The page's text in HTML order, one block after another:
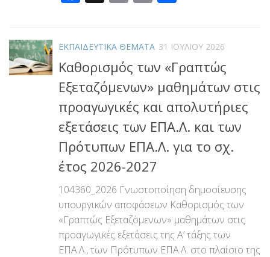
ΕΚΠΑΙΔΕΥΤΙΚΑ ΘΕΜΑΤΑ 31 ΙΟΥΛΊΟΥ 2026
Καθορισμός των «Γραπτώς
Εξεταζόμενων» μαθημάτων στις
προαγωγικές και απολυτήριες
εξετάσεις των ΕΠΑ.Λ. και των
Πρότυπων ΕΠΑ.Λ. για το σχ.
έτος 2026-2027
104360_2026 Γνωστοποίηση δημοσίευσης
υπουργικών αποφάσεων Καθορισμός των
«Γραπτώς Εξεταζόμενων» μαθημάτων στις
προαγωγικές εξετάσεις της Α’ τάξης των
ΕΠΑ.Λ., των Πρότυπων ΕΠΑ.Λ. στο πλαίσιο της